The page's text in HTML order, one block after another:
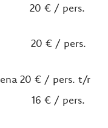
20 € / pers.
20 € / pers.
20 € / pers. t/r
16 € / pers.